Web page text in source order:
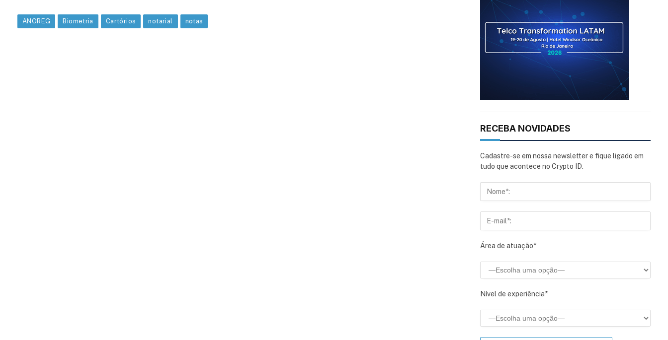
ANOREG Biometria Cartórios notarial notas
RECEBA NOVIDADES
Cadastre-se em nossa newsletter e fique ligado em
tudo que acontece no Crypto ID.
Área de atuação*
Nível de experiência*